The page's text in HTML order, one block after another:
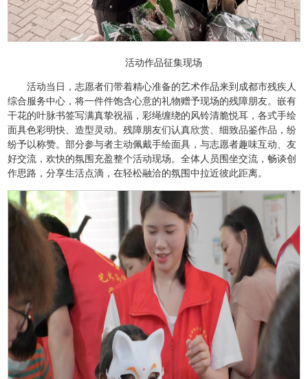
活动作品征集现场
活动当日，志愿者们带着精心准备的艺术作品来到成都市残疾人
综合服务中心，将一件件饱含心意的礼物赠予现场的残障朋友。嵌有
干花的叶脉书签写满真挚祝福，彩绳缠绕的风铃清脆悦耳，各式手绘
面具色彩明快、造型灵动。残障朋友们认真欣赏、细致品鉴作品，纷
纷予以称赞。部分参与者主动佩戴手绘面具，与志愿者趣味互动、友
好交流，欢快的氛围充盈整个活动现场。全体人员围坐交流，畅谈创
作思路，分享生活点滴，在轻松融洽的氛围中拉近彼此距离。